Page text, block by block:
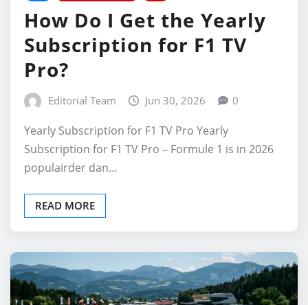
How Do I Get the Yearly
Subscription for F1 TV
Pro?
Editorial Team Jun 30, 2026 0
Yearly Subscription for F1 TV Pro Yearly
Subscription for F1 TV Pro – Formule 1 is in 2026
populairder dan…
READ MORE